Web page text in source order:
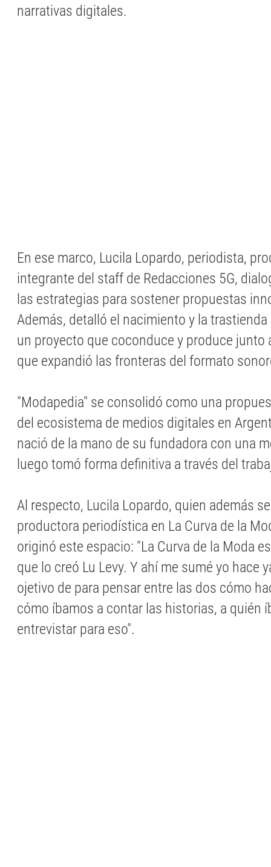
narrativas digitales.
En ese marco, Lucila Lopardo, periodista,
integrante del staff de Redacciones 5G,
las estrategias para sostener propuestas
Además, detalló el nacimiento y la
un proyecto que coconduce y produce junto
que expandió las fronteras del formato
"Modapedia" se consolidó como una
del ecosistema de medios digitales en
nació de la mano de su fundadora con una
luego tomó forma definitiva a través del
Al respecto, Lucila Lopardo, quien además
productora periodística en La Curva de la
originó este espacio: "La Curva de la Moda
que lo creó Lu Levy. Y ahí me sumé yo hace
ojetivo de para pensar entre las dos cómo
cómo íbamos a contar las historias, a quién
entrevistar para eso".